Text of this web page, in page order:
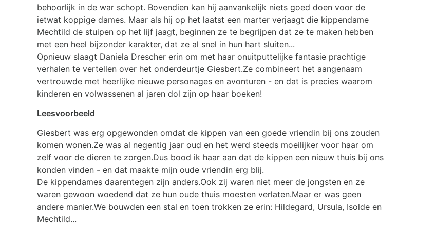
behoorlijk in de war schopt. Bovendien kan hij aanvankelijk niets goed doen voor de
ietwat koppige dames. Maar als hij op het laatst een marter verjaagt die kippendame
Mechtild de stuipen op het lijf jaagt, beginnen ze te begrijpen dat ze te maken hebben
met een heel bijzonder karakter, dat ze al snel in hun hart sluiten...
Opnieuw slaagt Daniela Drescher erin om met haar onuitputtelijke fantasie prachtige
verhalen te vertellen over het onderdeurtje Giesbert.Ze combineert het aangenaam
vertrouwde met heerlijke nieuwe personages en avonturen - en dat is precies waarom
kinderen en volwassenen al jaren dol zijn op haar boeken!
Leesvoorbeeld
Giesbert was erg opgewonden omdat de kippen van een goede vriendin bij ons zouden
komen wonen.Ze was al negentig jaar oud en het werd steeds moeilijker voor haar om
zelf voor de dieren te zorgen.Dus bood ik haar aan dat de kippen een nieuw thuis bij ons
konden vinden - en dat maakte mijn oude vriendin erg blij.
De kippendames daarentegen zijn anders.Ook zij waren niet meer de jongsten en ze
waren gewoon woedend dat ze hun oude thuis moesten verlaten.Maar er was geen
andere manier.We bouwden een stal en toen trokken ze erin: Hildegard, Ursula, Isolde en
Mechtild...